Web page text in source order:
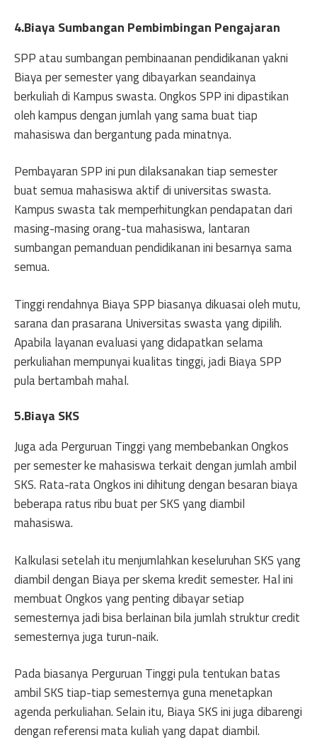
4.Biaya Sumbangan Pembimbingan Pengajaran
SPP atau sumbangan pembinaanan pendidikanan yakni
Biaya per semester yang dibayarkan seandainya
berkuliah di Kampus swasta. Ongkos SPP ini dipastikan
oleh kampus dengan jumlah yang sama buat tiap
mahasiswa dan bergantung pada minatnya.
Pembayaran SPP ini pun dilaksanakan tiap semester
buat semua mahasiswa aktif di universitas swasta.
Kampus swasta tak memperhitungkan pendapatan dari
masing-masing orang-tua mahasiswa, lantaran
sumbangan pemanduan pendidikanan ini besarnya sama
semua.
Tinggi rendahnya Biaya SPP biasanya dikuasai oleh mutu,
sarana dan prasarana Universitas swasta yang dipilih.
Apabila layanan evaluasi yang didapatkan selama
perkuliahan mempunyai kualitas tinggi, jadi Biaya SPP
pula bertambah mahal.
5.Biaya SKS
Juga ada Perguruan Tinggi yang membebankan Ongkos
per semester ke mahasiswa terkait dengan jumlah ambil
SKS. Rata-rata Ongkos ini dihitung dengan besaran biaya
beberapa ratus ribu buat per SKS yang diambil
mahasiswa.
Kalkulasi setelah itu menjumlahkan keseluruhan SKS yang
diambil dengan Biaya per skema kredit semester. Hal ini
membuat Ongkos yang penting dibayar setiap
semesternya jadi bisa berlainan bila jumlah struktur credit
semesternya juga turun-naik.
Pada biasanya Perguruan Tinggi pula tentukan batas
ambil SKS tiap-tiap semesternya guna menetapkan
agenda perkuliahan. Selain itu, Biaya SKS ini juga dibarengi
dengan referensi mata kuliah yang dapat diambil.